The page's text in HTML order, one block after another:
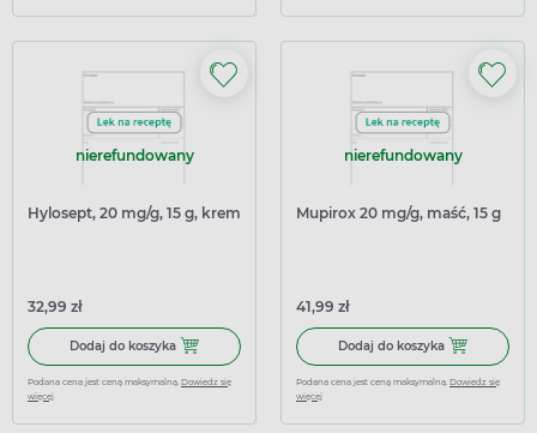
nierefundowany
Hylosept, 20 mg/g, 15 g, krem
32,99 zł
Dodaj do koszyka Dodaj do koszyka Hylosept, 20 mg/g, 15 g, krem
Podana cena jest ceną maksymalną. Dowiedz się
więcej
nierefundowany
Mupirox 20 mg/g, maść, 15 g
41,99 zł
Dodaj do koszyka Dodaj do
Podana cena jest ceną maksymalną. Dowiedz się
więcej